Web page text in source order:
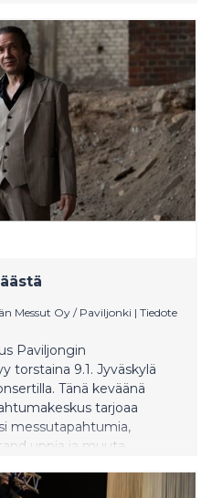
Messut Oy / Paviljonki | Tiedote
Paviljongin
torstaina 9.1. Jyväskylä
Tänä keväänä
tarjoaa
messutapahtumia,
uppia ja muuta